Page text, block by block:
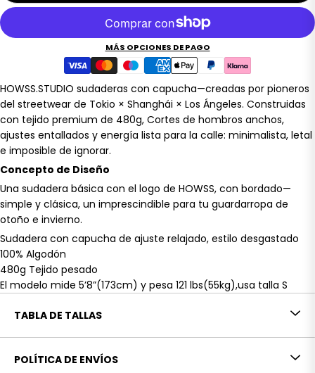
MÁS OPCIONES DE PAGO
HOWSS.STUDIO sudaderas con capucha—creadas por pioneros
del streetwear de Tokio × Shanghái × Los Ángeles. Construidas
con tejido premium de 480g, Cortes de hombros anchos,
ajustes entallados y energía lista para la calle: minimalista, letal
e imposible de ignorar.
Concepto de Diseño
Una sudadera básica con el logo de HOWSS, con bordado—
simple y clásica, un imprescindible para tu guardarropa de
otoño e invierno.
Sudadera con capucha de ajuste relajado, estilo desgastado
100% Algodón
480g Tejido pesado
El modelo mide 5’8”(173cm) y pesa 121 lbs(55kg),usa talla S
TABLA DE TALLAS
POLÍTICA DE ENVÍOS